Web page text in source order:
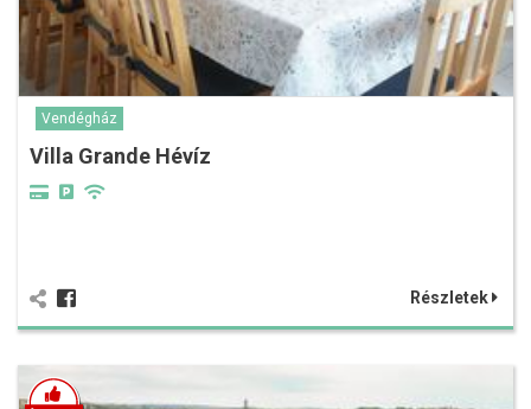
Vendégház
Villa Grande Hévíz
Részletek